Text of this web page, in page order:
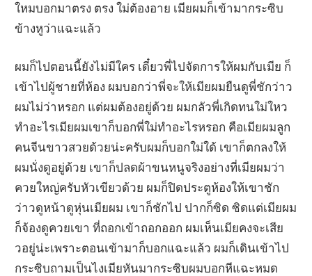
ใหมบอกมาตรง ตรง ใม่ต้องอาย เมียผมก็เข้ามากระซิบ
ข้างหูว่าแฉะแล้ว
ผมก็ไปตอนนี้ยังไม่มีใคร เดี๋ยวพี่ไปจัดการให้ผมกับเมีย ก็
เข้าไปผู้ชายที่ห้อง ผมบอกว่าพี่จะให้เมียผมยืนดูพี่ชักว่าว
ผมไม่ว่าหรอก แต่ผมต้องอยู่ด้วย ผมกลัวพี่เกิดทนใม่ใหว
ทำอะไรเมียผมเขาก็บอกพี่ใม่ทำอะไรหรอก คือเมียผมลูก
คนจีนขาวสวยด้วยน่ะครับผมก็บอกใม่ใด้ เขาก็ตกลงให้
ผมนั่งดูอยู่ด้วย เขาก็ปลดผ้าขนหนูจริงอย่างที่เมียผมว่า
ควยใหญ่ครับหัวเขียวด้วย ผมก็ปิดประตูห้องให้เขาชัก
ว่าวดูหน้าดูหุ่นเมียผม เขาก็ชักไป ปากก็ซิด ซิดแต่เมียผม
ก็จ้องดูควยเขา ที่ถอกเข้าถอกออก ผมเห็นเมียคงจะเสีย
วอยู่น่ะเพราะตอนเข้ามาก็บอกแฉะแล้ว ผมก็เดินเข้าไป
กระซิบถามเป็นไงเมียหันมากระซิบผมบอกหีแฉะหมด